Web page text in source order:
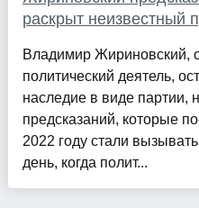
раскрыт неизвестный
Владимир Жириновский,
политический деятель,
наследие в виде партии,
предсказаний, которые
2022 году стали
день, когда полит...